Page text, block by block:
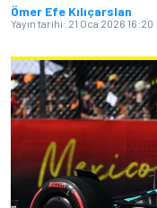
Ömer Efe Kılıçarslan
Yayın tarihi: 21 Oca 2026 16:20